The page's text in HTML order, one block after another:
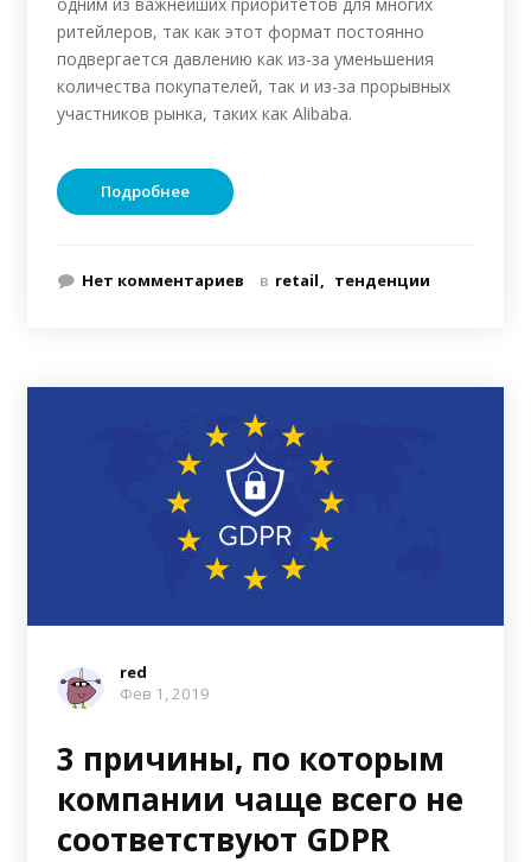
ритейлеров, так как этот формат постоянно
подвергается давлению как из-за уменьшения
количества покупателей, так и из-за прорывных
участников рынка, таких как Alibaba.
Подробнее
Нет комментариев в retail тенденции
red
Фев 1, 2019
3 причины, по которым
компании чаще всего не
соответствуют GDPR